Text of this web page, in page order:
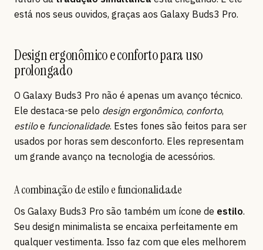
está nos seus ouvidos, graças aos Galaxy Buds3 Pro.
Design ergonômico e conforto para uso
prolongado
O Galaxy Buds3 Pro não é apenas um avanço técnico.
Ele destaca-se pelo design ergonômico, conforto,
estiloe funcionalidade. Estes fones são feitos para ser
usados por horas sem desconforto. Eles representam
um grande avanço na tecnologia de acessórios.
A combinação de estilo e funcionalidade
Os Galaxy Buds3 Pro são também um ícone de estilo.
Seu design minimalista se encaixa perfeitamente em
qualquer vestimenta. Isso faz com que eles melhorem